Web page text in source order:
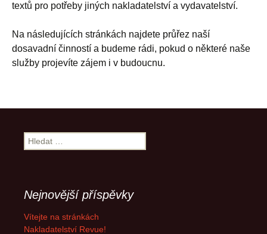
textů pro potřeby jiných nakladatelství a vydavatelství.
Na následujících stránkách najdete průřez naší
dosavadní činností a budeme rádi, pokud o některé naše
služby projevíte zájem i v budoucnu.
Vyhledávání
Nejnovější příspěvky
Vítejte na stránkách
Nakladatelství Revue!